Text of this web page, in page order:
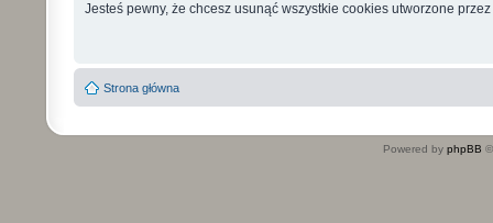
Jesteś pewny, że chcesz usunąć wszystkie cookies utworzone
Strona główna
Powered by phpBB